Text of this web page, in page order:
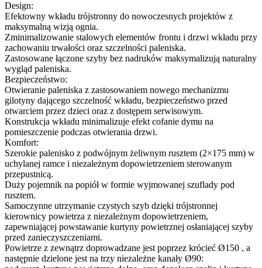
Design:
Efektowny wkładu trójstronny do nowoczesnych projektów z
maksymalną wizją ognia.
Zminimalizowanie stalowych elementów frontu i drzwi wkładu przy
zachowaniu trwałości oraz szczelności paleniska.
Zastosowane łączone szyby bez nadruków maksymalizują naturalny
wygląd paleniska.
Bezpieczeństwo:
Otwieranie paleniska z zastosowaniem nowego mechanizmu
gilotyny dającego szczelność wkładu, bezpieczeństwo przed
otwarciem przez dzieci oraz z dostępem serwisowym.
Konstrukcja wkładu minimalizuje efekt cofanie dymu na
pomieszczenie podczas otwierania drzwi.
Komfort:
Szerokie palenisko z podwójnym żeliwnym rusztem (2×175 mm) w
uchylanej ramce i niezależnym dopowietrzeniem sterowanym
przepustnicą.
Duży pojemnik na popiół w formie wyjmowanej szuflady pod
rusztem.
Samoczynne utrzymanie czystych szyb dzięki trójstronnej
kierownicy powietrza z niezależnym dopowietrzeniem,
zapewniającej powstawanie kurtyny powietrznej osłaniającej szyby
przed zanieczyszczeniami.
Powietrze z zewnątrz doprowadzane jest poprzez krócieć Ø150 , a
następnie dzielone jest na trzy niezależne kanały Ø90: